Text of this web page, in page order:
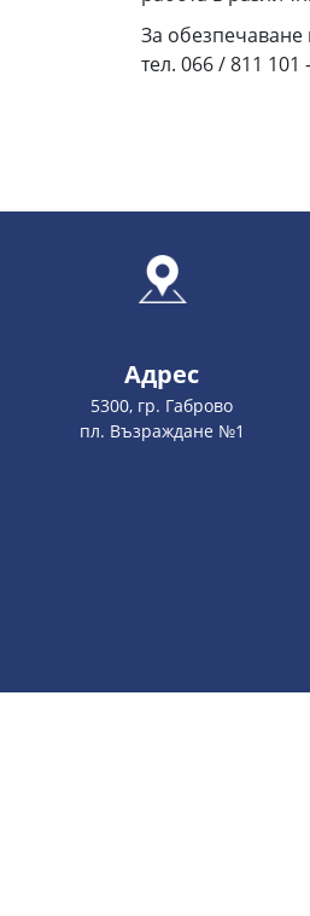
За обезпечаване
тел. 066 / 811 101
Адрес
5300, гр. Габрово
пл. Възраждане №1